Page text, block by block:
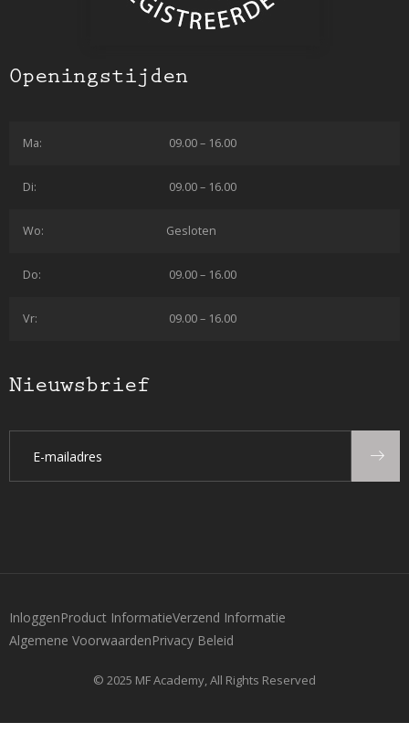
Openingstijden
Ma: 09.00 – 16.00
Di: 09.00 – 16.00
Wo: Gesloten
Do: 09.00 – 16.00
Vr: 09.00 – 16.00
Nieuwsbrief
InloggenProduct InformatieVerzend Informatie
Algemene VoorwaardenPrivacy Beleid
© 2025 MF Academy, All Rights Reserved